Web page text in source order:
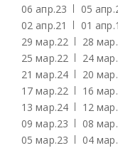
06 апр.23 05 апр.
02 апр.21 01 апр.
29 мар.22 28 мар.
25 мар.22 24 мар.
21 мар.24 20 мар.
17 мар.22 16 мар.
13 мар.24 12 мар.
09 мар.23 08 мар.
05 мар.23 04 мар.